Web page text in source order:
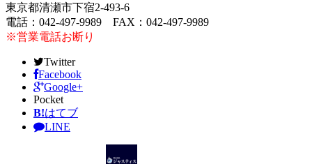
東京都清瀬市下宿2-493-6
電話：042-497-9989 FAX：042-497-9989
※営業電話お断り
Twitter
Facebook
Google+
Pocket
B!はてブ
LINE